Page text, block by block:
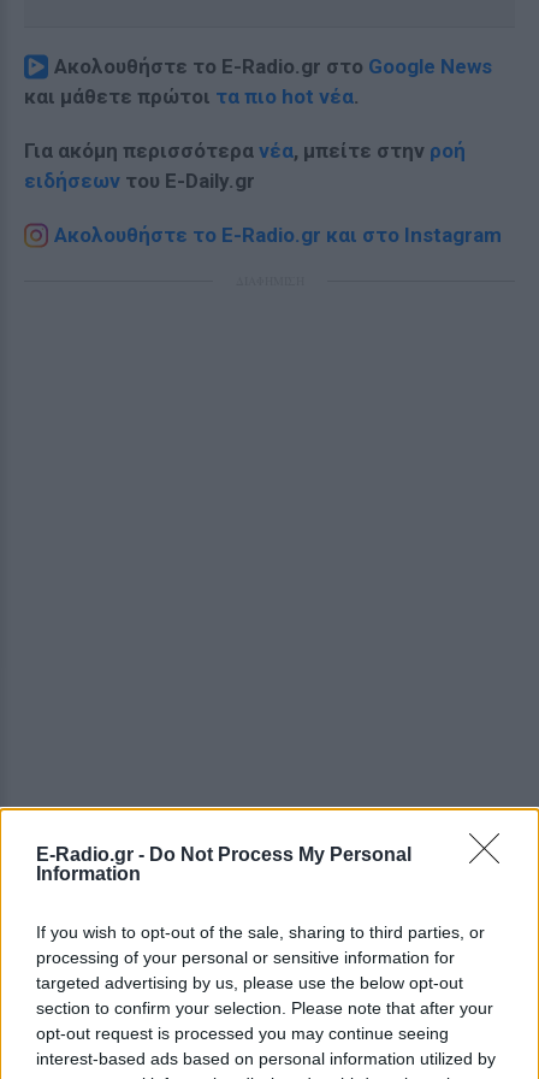
E-Radio.gr - Do Not Process My Personal
Information
If you wish to opt-out of the sale, sharing to third parties, or
processing of your personal or sensitive information for
targeted advertising by us, please use the below opt-out
section to confirm your selection. Please note that after your
opt-out request is processed you may continue seeing
interest-based ads based on personal information utilized by
Ακολουθήστε το E-Radio.gr στο Google News
και μάθετε πρώτοι τα πιο hot νέα.
Για ακόμη περισσότερα νέα, μπείτε στην ροή
ειδήσεων του E-Daily.gr
Ακολουθήστε το E-Radio.gr και στο Instagram
ΔΕΙΤΕ ΕΠΙΣΗΣ
ΣΤΗΝ ΙΔΙΑ ΚΑΤΗΓΟΡΙΑ
Ουκρανία: Βίντεο σοκ με
19χρονο να οδηγείται με τη βία
για επιστράτευση ‑ Τι είναι το
«busification»